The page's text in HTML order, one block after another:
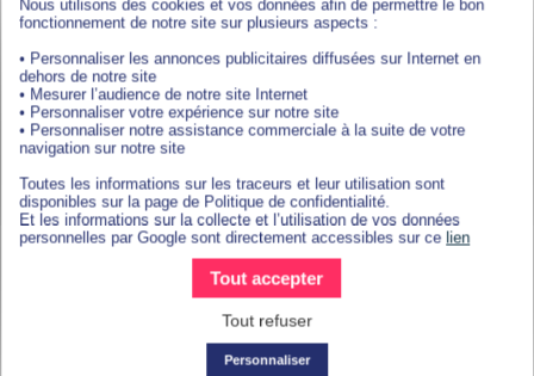
ses formes.
Développeur(se) ou non, vous souhaitez concevoir
des automates en low code et relever des défis
d’automatisation.
Votre esprit curieux vous pousse à dialoguer, à
comprendre les usages et à questionner les process
existants.
Vous aimez résoudre les problèmes, les analyser en
profondeur et proposer des solutions innovantes.
Nous utilisons des cookies et vos données afin de permettre le bon
fonctionnement de notre site sur plusieurs aspects :
• Personnaliser les annonces publicitaires diffusées sur Internet en
dehors de notre site
• Mesurer l’audience de notre site Internet
• Personnaliser votre expérience sur notre site
• Personnaliser notre assistance commerciale à la suite de votre
navigation sur notre site
Toutes les informations sur les traceurs et leur utilisation sont
disponibles sur la page de Politique de confidentialité.
Et les informations sur la collecte et l’utilisation de vos données
personnelles par Google sont directement accessibles sur ce lien
Tout accepter
Tout refuser
Personnaliser